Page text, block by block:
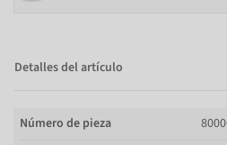
Detalles del artículo
Número de pieza